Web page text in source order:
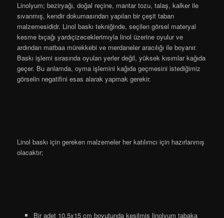
Linolyum; beziryağı, doğal reçine, mantar tozu, talaş, kalker ile
sıvanmış, kendir dokumasından yapılan bir çeşit taban
malzemesididr. Linol baskı tekniğinde, seçilen görsel materyal
kesme bıçağı yardıçizeceklerimıyla linol üzerine oyulur ve
ardından matbaa mürekkebi ve merdaneler aracılığı ile boyanır.
Baskı işlemi sırasında oyulan yerler değil, yüksek kısımlar kağıda
geçer. Bu anlamda, oyma işlemini kağıda geçmesini istediğimiz
görselin negatifini esas alarak yapmak gerekir.
Linol baskı için gereken malzemeler her katılımcı için hazırlanmış
olacaktır;
Bir adet 10.5x15 cm boyutunda kesilmiş linolyum tabaka